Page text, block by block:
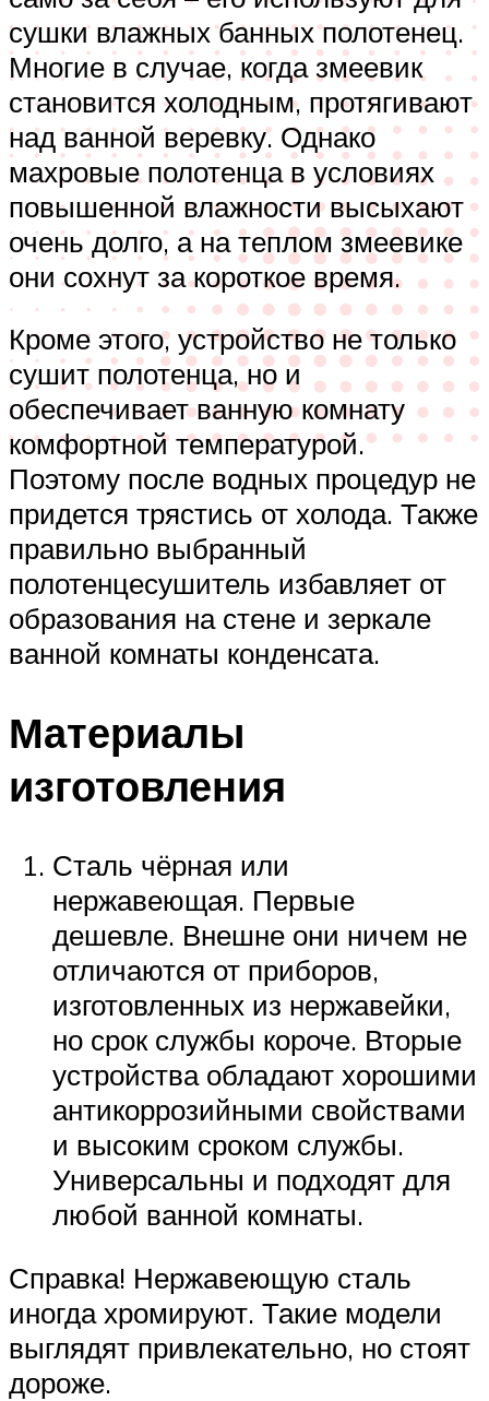
сушки влажных банных полотенец.
Многие в случае, когда змеевик
становится холодным, протягивают
над ванной веревку. Однако
махровые полотенца в условиях
повышенной влажности высыхают
очень долго, а на теплом змеевике
они сохнут за короткое время.
Кроме этого, устройство не только
сушит полотенца, но и
обеспечивает ванную комнату
комфортной температурой.
Поэтому после водных процедур не
придется трястись от холода. Также
правильно выбранный
полотенцесушитель избавляет от
образования на стене и зеркале
ванной комнаты конденсата.
Материалы
изготовления
Сталь чёрная или
нержавеющая. Первые
дешевле. Внешне они ничем не
отличаются от приборов,
изготовленных из нержавейки,
но срок службы короче. Вторые
устройства обладают хорошими
антикоррозийными свойствами
и высоким сроком службы.
Универсальны и подходят для
любой ванной комнаты.
Справка! Нержавеющую сталь
иногда хромируют. Такие модели
выглядят привлекательно, но стоят
дороже.